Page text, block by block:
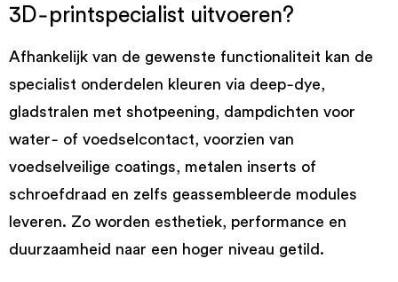
3D‑printspecialist uitvoeren?
Afhankelijk van de gewenste functionaliteit kan de
specialist onderdelen kleuren via deep‑dye,
gladstralen met shotpeening, dampdichten voor
water‑ of voedselcontact, voorzien van
voedselveilige coatings, metalen inserts of
schroefdraad en zelfs geassembleerde modules
leveren. Zo worden esthetiek, performance en
duurzaamheid naar een hoger niveau getild.